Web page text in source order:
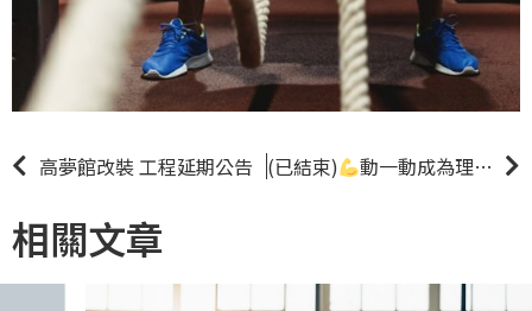
高夢館改裝 工程延期公告 (已結束) 動一動成為理想情人
相關文章